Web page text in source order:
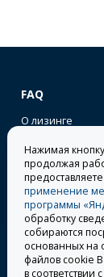
FAQ
О лизинге
Раскрытие
информации
394026, г.Воронеж,
Московский пр-т, д.
Нажимая
продолжая
предоставляете
применение
программы
обработку
собираются
основанных на
файлов cookie
в соответствии с